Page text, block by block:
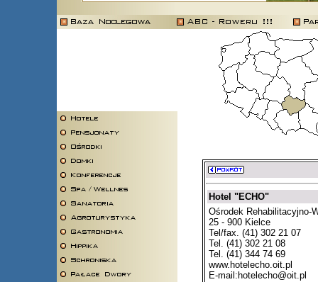
Hotel "ECHO"
Ośrodek Rehabilitacyjno-
25 - 900 Kielce
Tel/fax. (41) 302 21 07
Tel. (41) 302 21 08
Tel. (41) 344 74 69
www.hotelecho.oit.pl
E-mail: hotelecho@oit.pl